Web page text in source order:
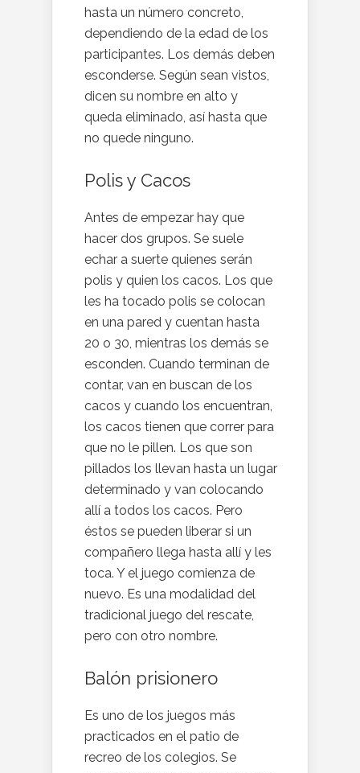
hasta un número concreto,
dependiendo de la edad de los
participantes. Los demás deben
esconderse. Según sean vistos,
dicen su nombre en alto y
queda eliminado, así hasta que
no quede ninguno.
Polis y Cacos
Antes de empezar hay que
hacer dos grupos. Se suele
echar a suerte quienes serán
polis y quien los cacos. Los que
les ha tocado polis se colocan
en una pared y cuentan hasta
20 o 30, mientras los demás se
esconden. Cuando terminan de
contar, van en buscan de los
cacos y cuando los encuentran,
los cacos tienen que correr para
que no le pillen. Los que son
pillados los llevan hasta un lugar
determinado y van colocando
allí a todos los cacos. Pero
éstos se pueden liberar si un
compañero llega hasta allí y les
toca. Y el juego comienza de
nuevo. Es una modalidad del
tradicional juego del rescate,
pero con otro nombre.
Balón prisionero
Es uno de los juegos más
practicados en el patio de
recreo de los colegios. Se